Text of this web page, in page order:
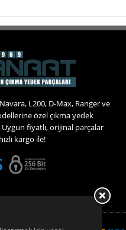
L200, D-Max, Ranger ve
özel çıkma yedek
Uygun fiyatlı, orijinal parçalar
kargo ile!